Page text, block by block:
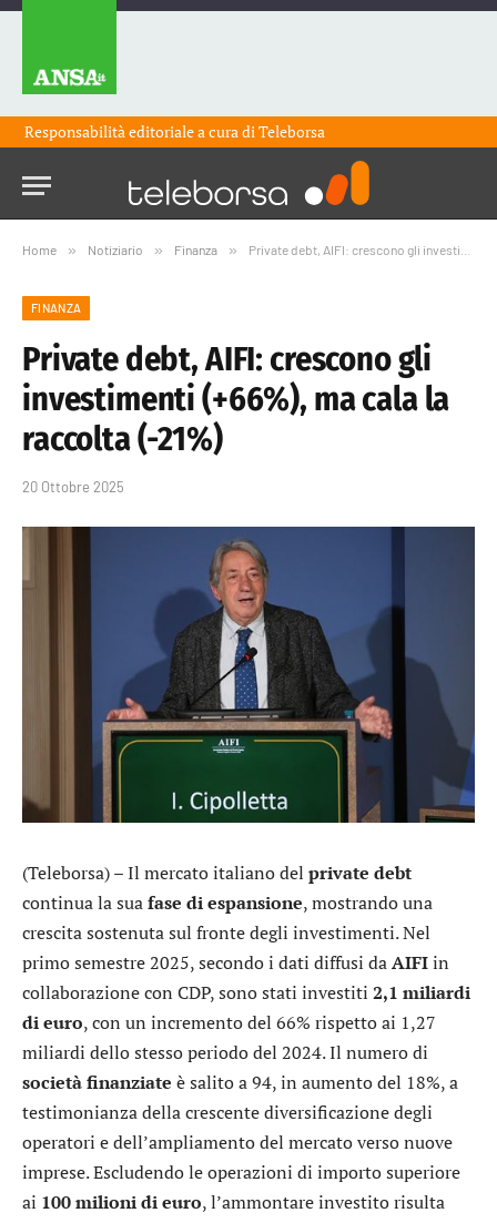
Responsabilità editoriale a cura diTeleborsa
Home » Notiziario » Finanza » Private debt, AIFI: crescono gli investimenti (+66%), ma cala la raccolta (-21%)
FINANZA
Private debt, AIFI: crescono gli
investimenti (+66%), ma cala la
raccolta (-21%)
20 Ottobre 2025
(Teleborsa) – Il mercato italiano del private debt
continua la suafase di espansione, mostrando una
crescita sostenuta sul fronte degli investimenti. Nel
primo semestre 2025, secondo i dati diffusi daAIFIin
collaborazione con CDP, sono stati investiti 2,1 miliardi
di euro, con un incremento del 66% rispetto ai 1,27
miliardi dello stesso periodo del 2024. Il numero di
società finanziate è salito a 94, in aumento del 18%, a
testimonianza della crescente diversificazione degli
operatori e dell’ampliamento del mercato verso nuove
imprese. Escludendo le operazioni di importo superiore
ai 100 milioni di euro, l’ammontare investito risulta